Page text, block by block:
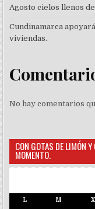
Agosto cielos llenos
Cundinamarca
viviendas.
No hay comentarios
CON GOTAS DE LIMÓN
MOMENTO.
L M X